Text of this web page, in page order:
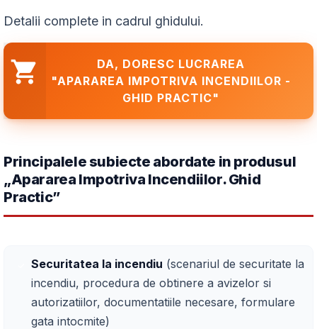
Detalii complete in cadrul ghidului.
DA, DORESC LUCRAREA
"APARAREA IMPOTRIVA INCENDIILOR -
GHID PRACTIC"
Principalele subiecte abordate in produsul
„Apararea Impotriva Incendiilor. Ghid
Practic”
Securitatea la incendiu (scenariul de securitate la
incendiu, procedura de obtinere a avizelor si
autorizatiilor, documentatiile necesare, formulare
gata intocmite)